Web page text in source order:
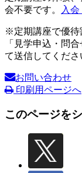
会不要です。
入
※定期講座で優待
「見学申込・問
て送信してくださ
お問い合わせ
印刷用ページへ
このページを